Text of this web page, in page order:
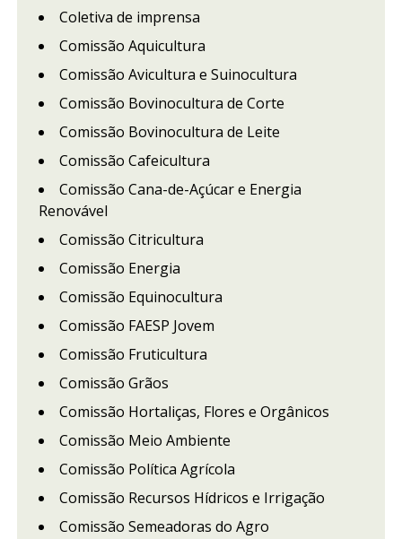
Coletiva de imprensa
Comissão Aquicultura
Comissão Avicultura e Suinocultura
Comissão Bovinocultura de Corte
Comissão Bovinocultura de Leite
Comissão Cafeicultura
Comissão Cana-de-Açúcar e Energia
Renovável
Comissão Citricultura
Comissão Energia
Comissão Equinocultura
Comissão FAESP Jovem
Comissão Fruticultura
Comissão Grãos
Comissão Hortaliças, Flores e Orgânicos
Comissão Meio Ambiente
Comissão Política Agrícola
Comissão Recursos Hídricos e Irrigação
Comissão Semeadoras do Agro